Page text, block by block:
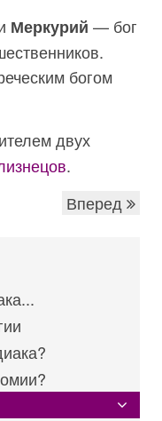
Меркурий — бог
богом
двух
.
Вперед